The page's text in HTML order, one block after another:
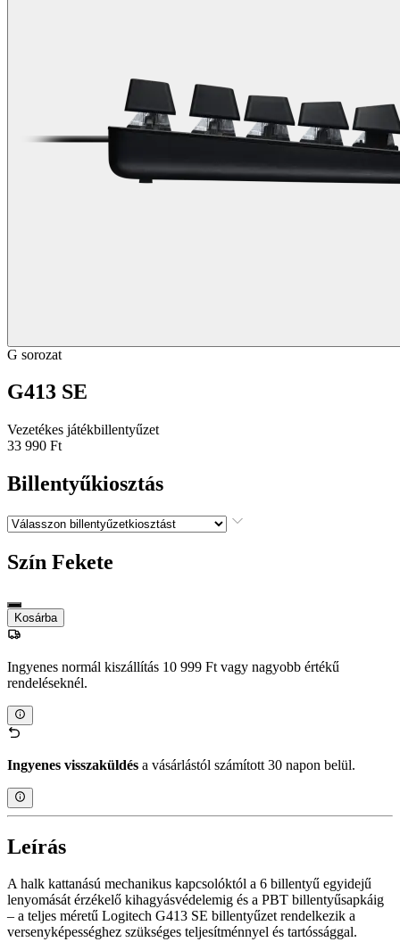
G sorozat
G413 SE
Vezetékes játékbillentyűzet
33 990 Ft
Billentyűkiosztás
Szín Fekete
Kosárba
Ingyenes normál kiszállítás 10 999 Ft vagy nagyobb értékű
rendeléseknél.
Ingyenes visszaküldés a vásárlástól számított 30 napon belül.
Leírás
A halk kattanású mechanikus kapcsolóktól a 6 billentyű egyidejű
lenyomását érzékelő kihagyásvédelemig és a PBT billentyűsapkáig
– a teljes méretű Logitech G413 SE billentyűzet rendelkezik a
versenyképességhez szükséges teljesítménnyel és tartóssággal.